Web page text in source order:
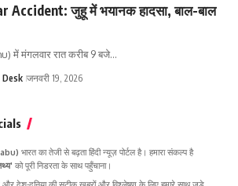
Accident: जुहू में भयानक हादसा, बाल-बाल
में मंगलवार रात करीब 9 बजे…
जनवरी 19, 2026
भारत का तेजी से बढ़ता हिंदी न्यूज़ पोर्टल है। हमारा संकल्प है
को पूरी निडरता के साथ पहुँचाना।